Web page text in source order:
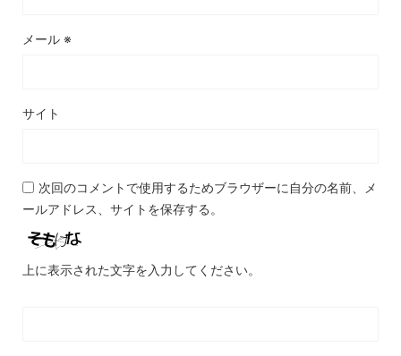
メール ※
サイト
次回のコメントで使用するためブラウザーに自分の名前、メ
ールアドレス、サイトを保存する。
上に表示された文字を入力してください。